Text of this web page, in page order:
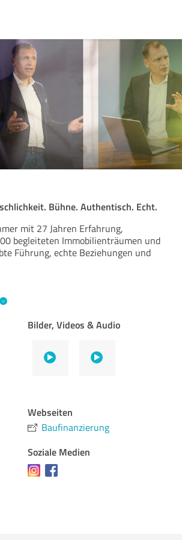
Bühne. Authentisch. Echt.
mit 27 Jahren Erfahrung,
begleiteten Immobilienträumen und
Führung, echte Beziehungen und
Bilder, Videos & Audio
Webseiten
Baufinanzierung
Soziale Medien